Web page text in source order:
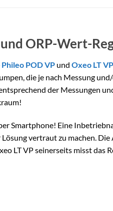
ORP-Wert-
Phileo POD VP und Oxeo LT VP
die je nach Messung
der Messungen
Smartphone! Eine
vertraut zu machen.
LT VP seinerseits misst